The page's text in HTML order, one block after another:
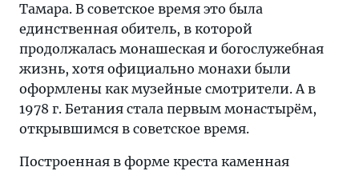
Тамара. В советское время это была
единственная обитель, в которой
продолжалась монашеская и богослужебная
жизнь, хотя официально монахи были
оформлены как музейные смотрители. А в
1978 г. Бетания стала первым монастырём,
открывшимся в советское время.
Построенная в форме креста каменная